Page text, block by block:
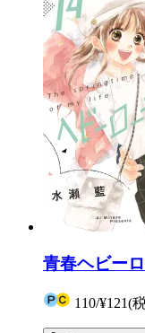
青春ヘビー
110/¥121(